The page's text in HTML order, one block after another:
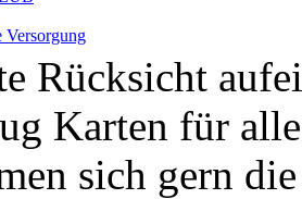
Versorgung
Rücksicht
Karten für
sich gern